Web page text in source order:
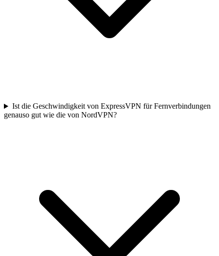
Ist die Geschwindigkeit von ExpressVPN für Fernverbindungen
genauso gut wie die von NordVPN?